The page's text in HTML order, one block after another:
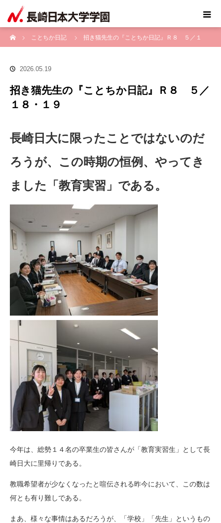
ことちか日記
招き猫先生の『ことちか日記』Ｒ８ ５／１
2026.05.19
招き猫先生の『ことちか日記』Ｒ８ ５／
１８・１９
長崎日大に限ったことではないのだ
ろうが、この時期の恒例、やってき
ました「教育実習」である。
今年は、総勢１４名の卒業生の皆さんが「教育実習生」として長
崎日大に里帰りである。
教職希望者が少なくなったと喧伝される昨今において、この数は
何とも有り難しである。
まあ、様々な事情はあるだろうが、「学校」「先生」というもの